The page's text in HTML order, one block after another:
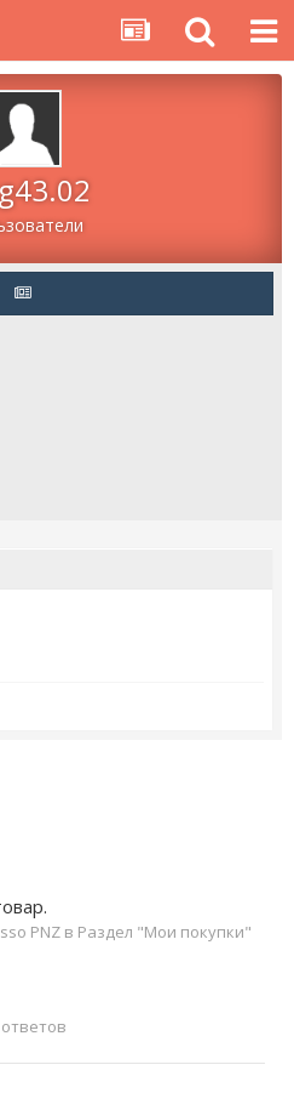
PNZ в Раздел "Мои покупки"
ответов